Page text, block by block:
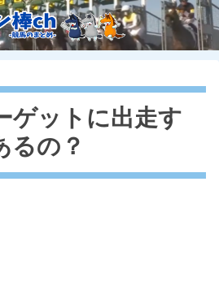
ゲットに出走す
るの？